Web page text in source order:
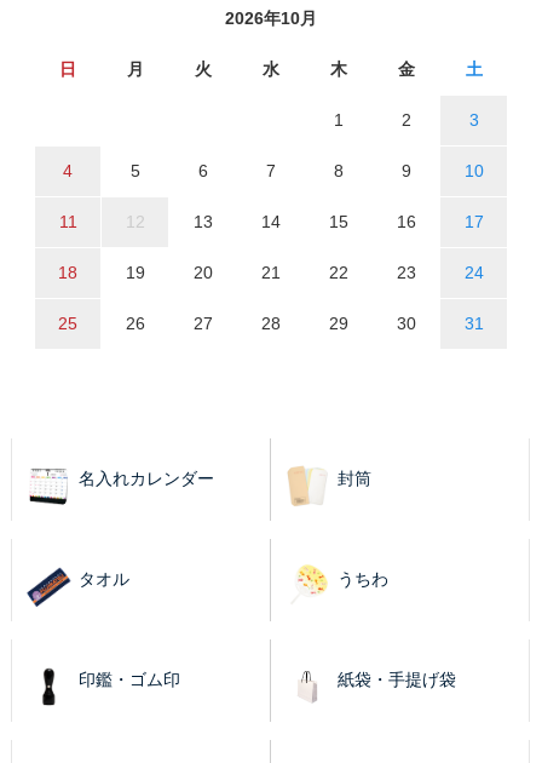
2026年10月
日 月 火 水 木 金 土
1 2 3
4 5 6 7 8 9 10
11 12 13 14 15 16 17
18 19 20 21 22 23 24
25 26 27 28 29 30 31
名入れカレンダー 封筒
タオル うちわ
印鑑・ゴム印 紙袋・手提げ袋